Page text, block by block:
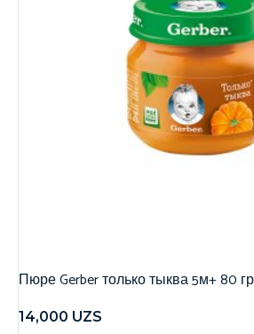
Пюре Gerber только тыква 5м+ 80 гр
14,000 UZS